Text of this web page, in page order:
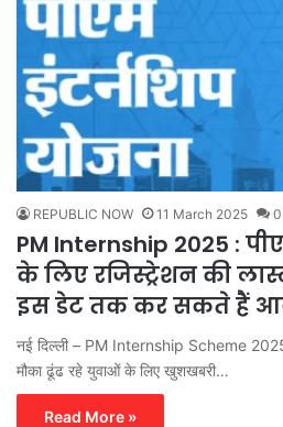
REPUBLIC NOW 11 March 2025 0
PM Internship 2025 :
के लिए रजिस्ट्रेशन की
इस डेट तक कर सकते हैं
नई दिल्ली – PM Internship Scheme
मौका ढूंढ रहे युवाओं के लिए खुशखबरी…
Read More »